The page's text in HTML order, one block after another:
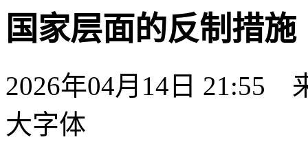
国家层面的反制措施
2026年04月14日 21:55
大字体